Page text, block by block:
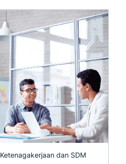
Ketenagakerjaan dan SDM